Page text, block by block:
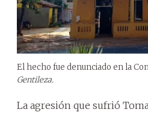
El hecho fue denunciado en la
Gentileza.
La agresión que sufrió